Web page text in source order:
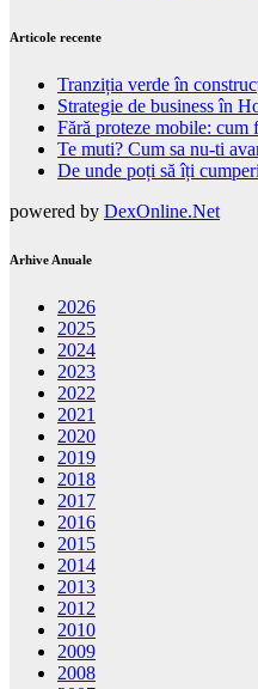
Articole recente
Tranziția verde în
Strategie de business în
Fără proteze mobile: cum
Te muti? Cum sa nu-ti
De unde poți să îți
powered by DexOnline.Net
Arhive Anuale
2026
2025
2024
2023
2022
2021
2020
2019
2018
2017
2016
2015
2014
2013
2012
2010
2009
2008